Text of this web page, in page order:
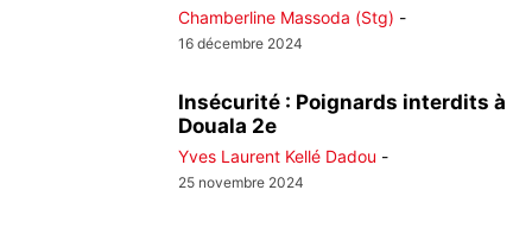
Chamberline Massoda (Stg) -
16 décembre 2024
Insécurité : Poignards interdits à
Douala 2e
Yves Laurent Kellé Dadou -
25 novembre 2024